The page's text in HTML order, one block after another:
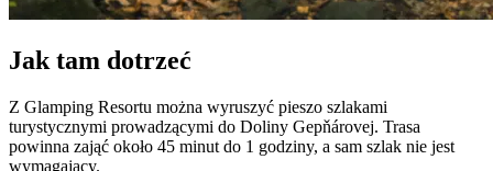
Jak tam dotrzeć
Z Glamping Resortu można wyruszyć pieszo szlakami
turystycznymi prowadzącymi do Doliny Gepňárovej. Trasa
powinna zająć około 45 minut do 1 godziny, a sam szlak nie jest
wymagający.